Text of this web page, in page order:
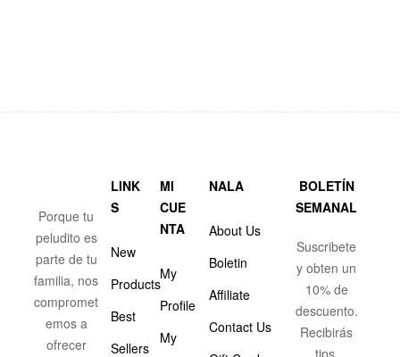
Porque tu
peludito es
parte de tu
familia, nos
compromet
emos a
ofrecer
LINK
S
New
Products
Best
Sellers
MI
CUE
NTA
My
Profile
My
NALA
About Us
Boletin
Affiliate
Contact Us
BOLETÍN
SEMANAL
Suscribete
y obten un
10% de
descuento.
Recibirás